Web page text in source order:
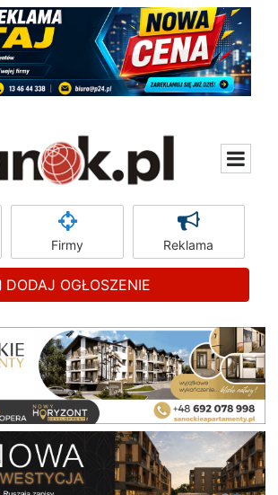
Firmy Reklama
DODAJ OGŁOSZENIE